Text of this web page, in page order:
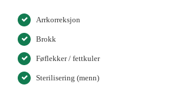
Arrkorreksjon
Brokk
Føflekker / fettkuler
Sterilisering (menn)